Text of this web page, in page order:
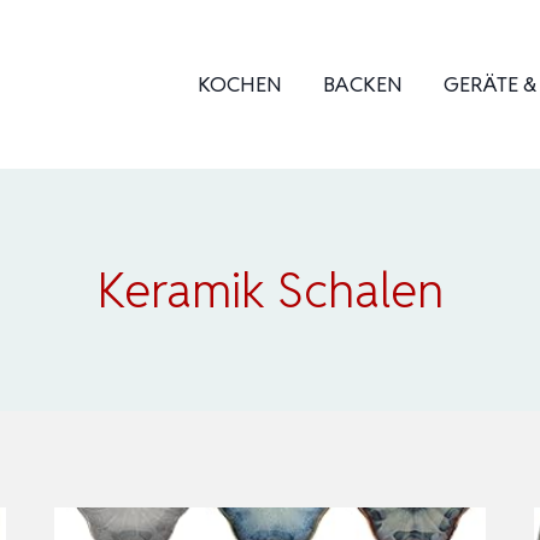
KOCHEN BACKEN GERÄTE
Keramik Schalen